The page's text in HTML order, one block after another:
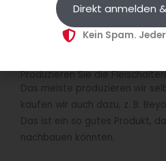
Welche Zutat der veganen
Keine Zutat, sondern die
unterschätzt.
Produzieren Sie die
Das meiste produzieren wir
kaufen wir auch dazu, z. B.
Das ist ein so gutes Produkt,
nachbauen könnten.
Direkt anmelden
Kein Spam.